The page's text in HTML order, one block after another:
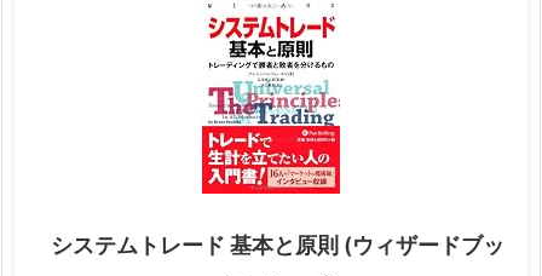
システムトレード 基本と原則 (ウィザードブッ